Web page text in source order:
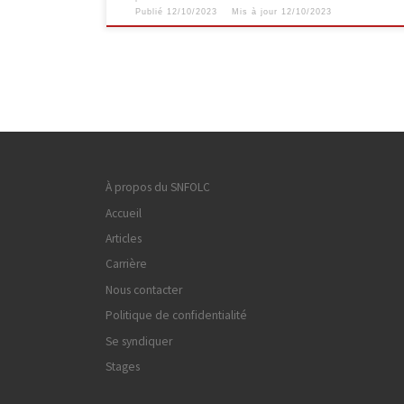
Publié 12/10/2023 Mis à jour 12/10/2023
À propos du SNFOLC
Accueil
Articles
Carrière
Nous contacter
Politique de confidentialité
Se syndiquer
Stages